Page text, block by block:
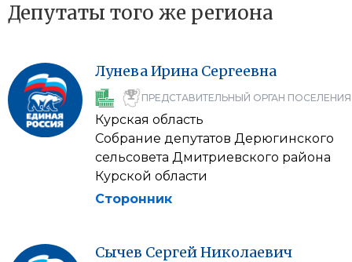
Депутаты того же региона
ЛуневаИрина Сергеевна
ПРЕДСТАВИТЕЛЬНЫЙ ОРГАН ПОСЕЛЕНИЯ
Курская область
Собрание депутатов Дерюгинского
сельсовета Дмитриевского района
Курской области
Сторонник
Сычев СергейНиколаевич